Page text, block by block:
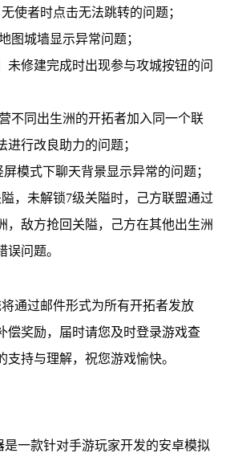
使者时点击无法跳转的问题；
图城墙显示异常问题；
未修建完成时出现参与攻城按钮的问
不同出生洲的开拓者加入同一个联
行改良助力的问题；
屏模式下聊天背景显示异常的问题；
，未解锁7级关隘时，己方联盟通过
，敌方抢回关隘，己方在其他出生洲
问题。
通过邮件形式为所有开拓者发放
偿奖励，届时请您及时登录游戏查
支持与理解，祝您游戏愉快。
是一款针对手游玩家开发的安卓模拟